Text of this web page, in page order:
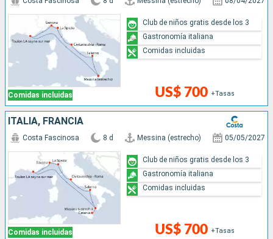
Comidas incluidas US$ 700 +Tasas
Club de niños gratis desde los 3
Gastronomía italiana
Comidas incluidas
ITALIA, FRANCIA
Comidas incluidas
Costa Fascinosa 8 d Messina (estrecho) 05/05/2027
US$ 700 +Tasas
Club de niños gratis desde los 3
Gastronomía italiana
Comidas incluidas